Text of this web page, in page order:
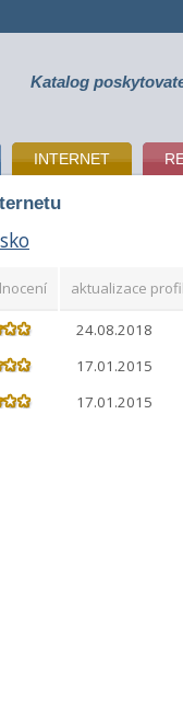
Katalog
INTERNET
aktualizace
24.08.2018
17.01.2015
17.01.2015